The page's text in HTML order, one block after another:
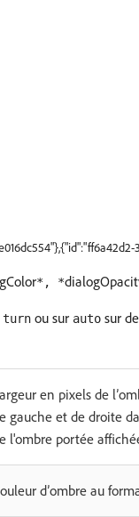
*, *
turn ou sur auto sur
en pixels de
gauche et de droite
l'ombre portée
d’ombre au